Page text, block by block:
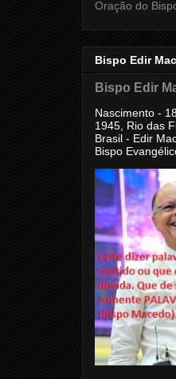
Oração do
Bispo Edir
Bispo Edir
Nascimento -
1945, Rio das
Brasil - Edir
Bispo